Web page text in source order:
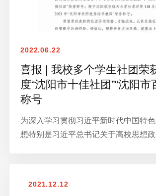
2022.06.22
喜报 | 我校多个学生社团荣
度“沈阳市十佳社团”“沈阳市
称号
为深入学习贯彻习近平新时代中国特
想特别是习近平总书记关于高校思想
2021.12.12